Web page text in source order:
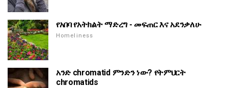
የአበባ የአትክልት ማድረግ - መፍጠር እና አደንቃለሁ
Homeliness
አንድ chromatid ምንድን ነው? የትምህርት
chromatids